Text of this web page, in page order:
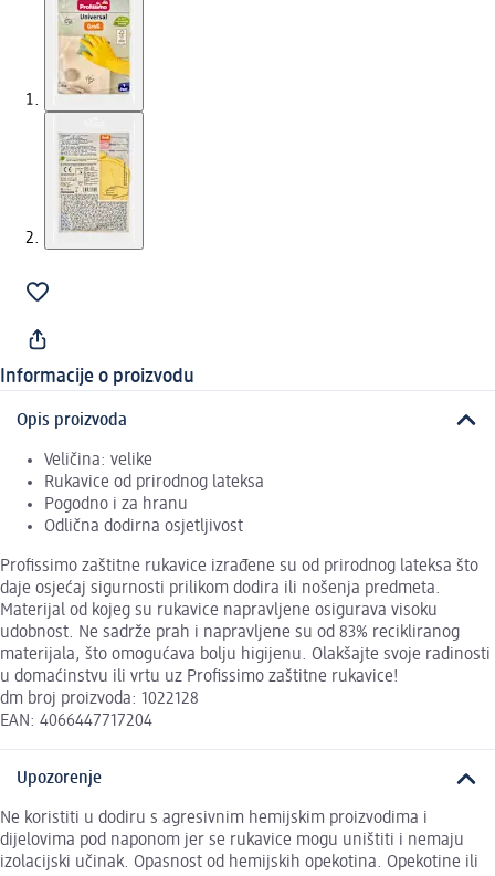
Informacije o proizvodu
Opis proizvoda
Veličina: velike
Rukavice od prirodnog lateksa
Pogodno i za hranu
Odlična dodirna osjetljivost
Profissimo zaštitne rukavice izrađene su od prirodnog lateksa što
daje osjećaj sigurnosti prilikom dodira ili nošenja predmeta.
Materijal od kojeg su rukavice napravljene osigurava visoku
udobnost. Ne sadrže prah i napravljene su od 83% recikliranog
materijala, što omogućava bolju higijenu. Olakšajte svoje radinosti
u domaćinstvu ili vrtu uz Profissimo zaštitne rukavice!
dm broj proizvoda: 1022128
EAN: 4066447717204
Upozorenje
Ne koristiti u dodiru s agresivnim hemijskim proizvodima i
dijelovima pod naponom jer se rukavice mogu uništiti i nemaju
izolacijski učinak. Opasnost od hemijskih opekotina. Opekotine ili